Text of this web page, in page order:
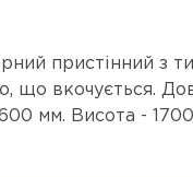
пристінний з
що вкочується.
мм. Висота -